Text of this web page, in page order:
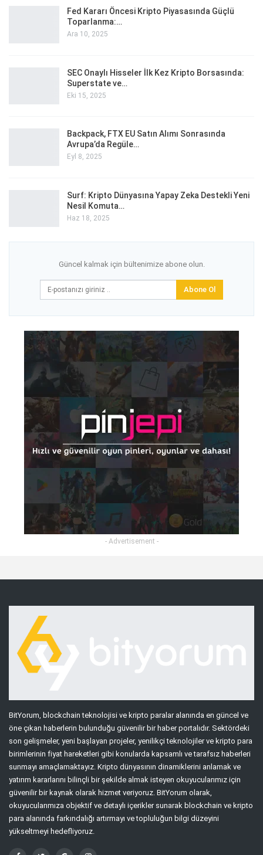
Fed Kararı Öncesi Kripto Piyasasında Güçlü
Toparlanma:…
Ara 10, 2025
SEC Onaylı Hisseler İlk Kez Kripto Borsasında:
Superstate ve…
Eki 15, 2025
Backpack, FTX EU Satın Alımı Sonrasında
Avrupa’da Regüle…
Eyl 8, 2025
Surf: Kripto Dünyasına Yapay Zeka Destekli Yeni
Nesil Komuta…
Haz 18, 2025
Güncel kalmak için bültenimize abone olun.
Abone Ol
- Advertisement -
BitYorum, blockchain teknolojisi ve kripto paralar alanında en güncel ve
öne çıkan haberlerin bulunduğu güvenilir bir haber portalıdır. Sektördeki
son gelişmeler, yeni başlayan projeler, yenilikçi teknolojiler ve kripto para
birimlerinin fiyat hareketleri gibi konularda kapsamlı ve tarafsız haberleri
sunmayı amaçlamaktayız. Kripto dünyasının dinamiklerini anlamak ve
yatırım kararlarını bilinçli bir şekilde almak isteyen okuyucularımız için
güvenilir bir kaynak olarak hizmet veriyoruz. BitYorum olarak,
okuyucularımıza objektif ve detaylı içerikler sunarak blockchain ve kripto
para alanında farkındalığı artırmayı ve topluluğun bilgi düzeyini
yükseltmeyi hedefliyoruz.